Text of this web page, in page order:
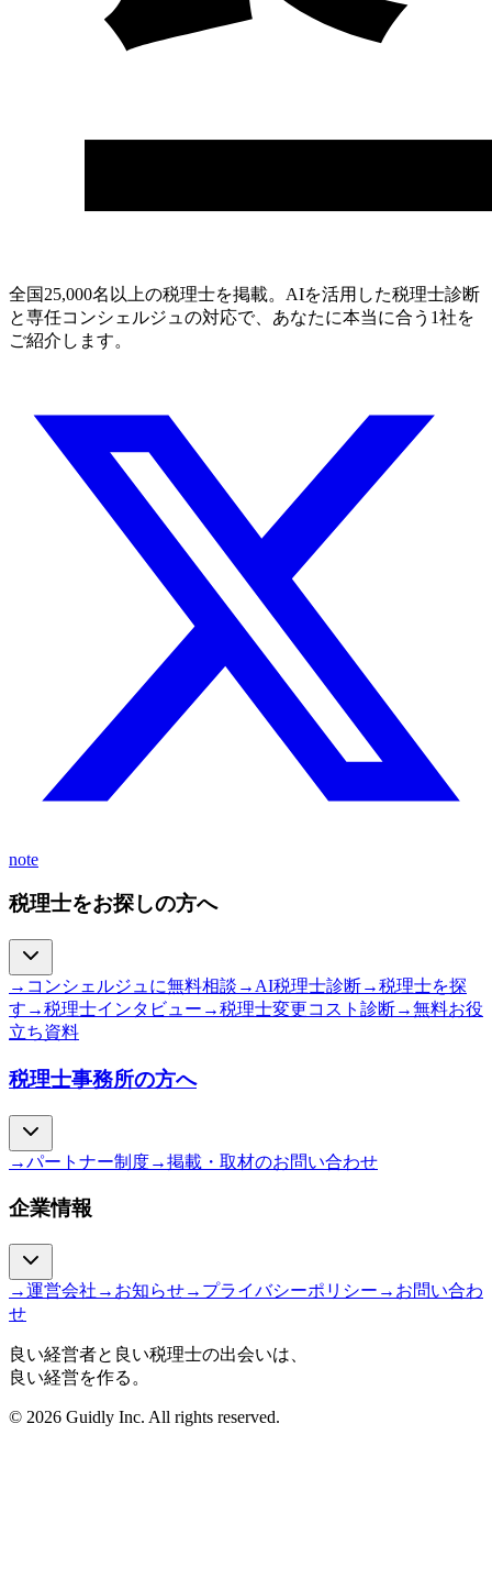
全国25,000名以上の税理士を掲載。AIを活用した税理士診断
と専任コンシェルジュの対応で、あなたに本当に合う1社を
ご紹介します。
note
税理士をお探しの方へ
→ コンシェルジュに無料相談 → AI税理士診断→税理士を探
す →税理士インタビュー →税理士変更コスト診断→無料お役
立ち資料
税理士事務所の方へ
→パートナー制度→掲載・取材のお問い合わせ
企業情報
→運営会社 → お知らせ→ プライバシーポリシー → お問い合わ
せ
良い経営者と良い税理士の出会いは、
良い経営を作る。
© 2026 Guidly Inc. All rights reserved.